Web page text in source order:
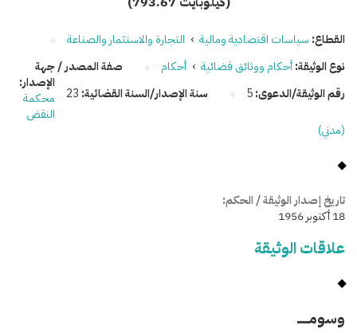
القطاع: سياسات اقتصادية ومالية › التجارة والاستثمار والصناعة
نوع الوثيقة:أحكام ووثائق قضائية › أحكام
رقم الوثيقة/الدعوى:5 سنة الإصدار/السنة القضائية: 23
صفة المصدر / جهة
الإصدار:
محكمة
النقض
(مدني)
تاريخ إصدار الوثيقة / الحكم:
18 أكتوبر 1956
علاقات الوثيقة
وسومـــــ